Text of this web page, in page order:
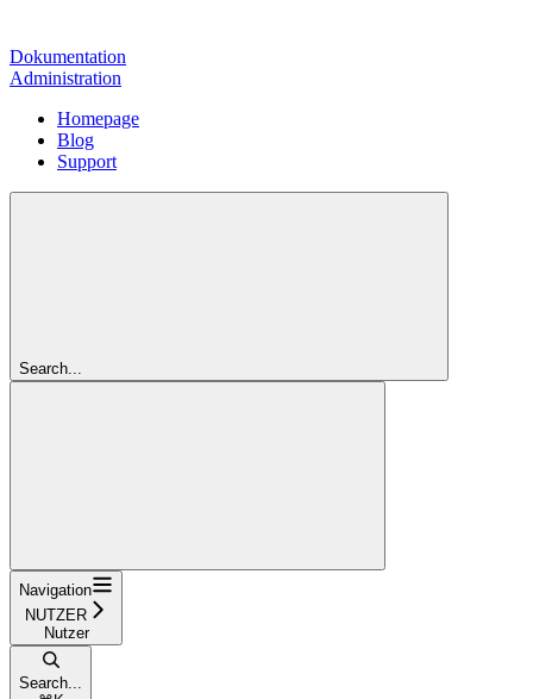
Dokumentation
Administration
Homepage
Blog
Support
Search...
Navigation
NUTZER
Nutzer
Search...